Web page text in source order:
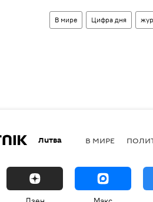
В мире Цифра дня
Литва В МИРЕ